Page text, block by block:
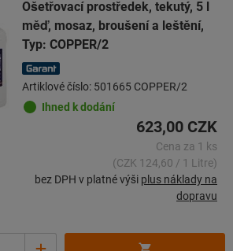
Ošetřovací prostředek, tekutý, 5 l
měď, mosaz, broušení a leštění,
Typ: COPPER/2
Artiklové číslo: 501665 COPPER/2
Ihned k dodání
623,00 CZK
Cena za 1 ks
(CZK 124,60 / 1 Litre)
bez DPH v platné výši plus náklady na
dopravu